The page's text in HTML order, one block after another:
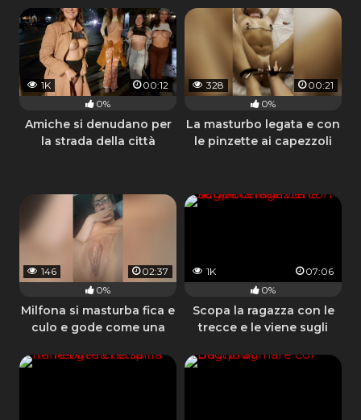
1K
00:12
0%
Amiche si denudano per
la strada della città
328
00:21
0%
La masturbo legata e con
le pinzette ai capezzoli
146
02:37
0%
Milfona si masturba fica e
culo e gode come una
1K
07:06
0%
Scopa la ragazza con le
trecce e le viene sugli